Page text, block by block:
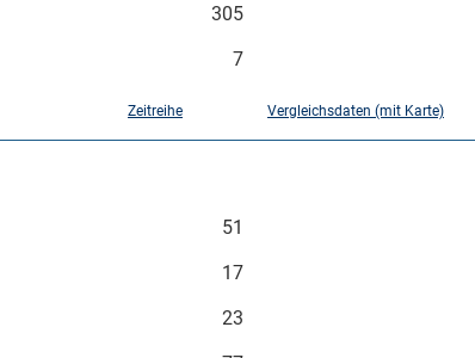
305
7
Zeitreihe Vergleichsdaten (mit Karte)
51
17
23